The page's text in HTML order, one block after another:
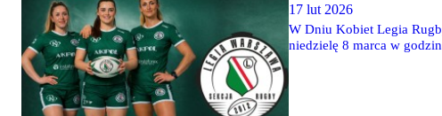
17 lut 2026
W Dniu Kobiet Legia
niedzielę 8 marca w